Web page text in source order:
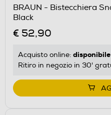
BRAUN - Bistecchiera
Black
€ 52,90
Acquisto online: disponibile
Ritiro in negozio in 30'